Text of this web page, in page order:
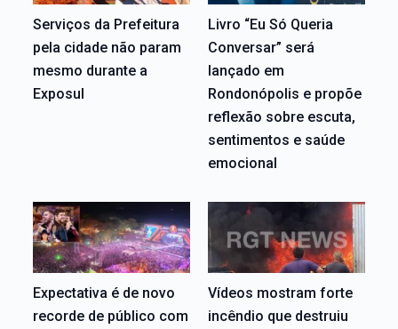
Serviços da Prefeitura
pela cidade não param
mesmo durante a
Exposul
Livro “Eu Só Queria
Conversar” será
lançado em
Rondonópolis e propõe
reflexão sobre escuta,
sentimentos e saúde
emocional
Expectativa é de novo
recorde de público com
Vídeos mostram forte
incêndio que destruiu